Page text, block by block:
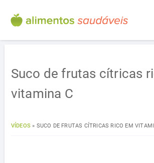
Suco de frutas cítricas
vitamina C
VÍDEOS» SUCO DE FRUTAS CÍTRICAS RICO EM